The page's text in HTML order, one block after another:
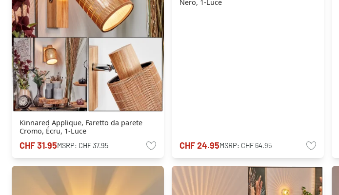
Kinnared Applique, Faretto da parete
Cromo, Écru, 1-Luce
CHF 31.95MSRP:CHF 37.95
Nero, 1-Luce
CHF 24.95MSRP:CHF 64.95